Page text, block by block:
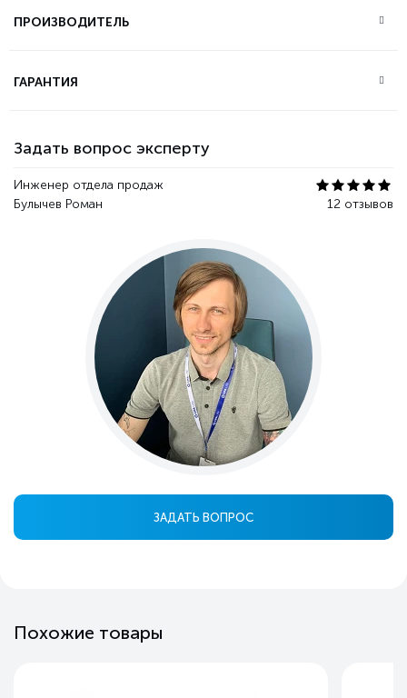
Задать вопрос эксперту
Инженер отдела продаж
Булычев Роман
12 отзывов
ЗАДАТЬ ВОПРОС
ПРОИЗВОДИТЕЛЬ
ГАРАНТИЯ
Похожие товары